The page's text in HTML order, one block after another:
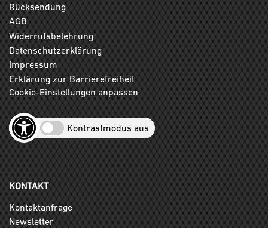
Rücksendung
AGB
Widerrufsbelehrung
Datenschutzerklärung
Impressum
Erklärung zur Barrierefreiheit
Cookie-Einstellungen anpassen
Kontrastmodus aus
KONTAKT
Kontaktanfrage
Newsletter